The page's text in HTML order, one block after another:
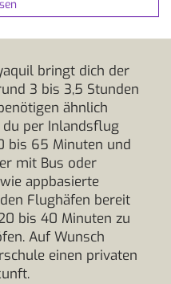
ohne lange
bringt dich der
3 bis 3,5 Stunden
ähnlich
du per Inlandsflug
bis 65 Minuten und
mit Bus oder
appbasierte
Flughäfen bereit
bis 40 Minuten zu
Auf Wunsch
einen privaten